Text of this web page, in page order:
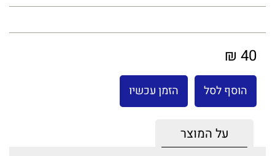
40 ₪
הוסף לסל הזמן עכשיו
על המוצר